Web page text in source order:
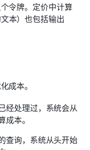
令牌。定价中计算
本）也包括输出
成本。
经处理过，系统会从
本。
查询，系统从头开始